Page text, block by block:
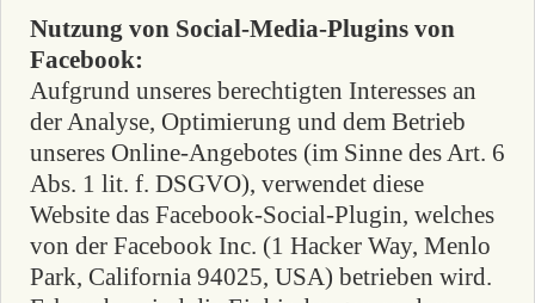
Nutzung von Social-Media-Plugins von
Facebook:
Aufgrund unseres berechtigten Interesses an
der Analyse, Optimierung und dem Betrieb
unseres Online-Angebotes (im Sinne des Art. 6
Abs. 1 lit. f. DSGVO), verwendet diese
Website das Facebook-Social-Plugin, welches
von der Facebook Inc. (1 Hacker Way, Menlo
Park, California 94025, USA) betrieben wird.